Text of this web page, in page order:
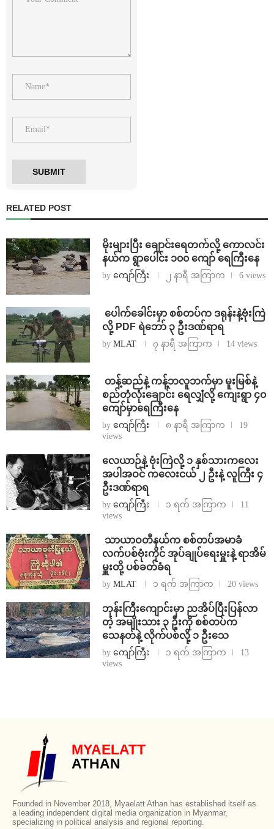
RELATED POST
⁨မိုးများပြီး ချောင်းရေတက်လို့ ကောလင်း
နယ်က ရွာပေါင်း ၁၀၀ ကျော် ရေကြီးနေ
by ကျော်ကြီး ၂ နာရီ အကြာက 6 views
⁩ ⁨ပေါက်ခေါင်းမှာ စစ်တပ်က ဒရုန်းနဲ့ဗုံးကြဲ
လို့ PDF ရဲဘော် ၃ ဦးဒဏ်ရာရ
by MLAT ၇ နာရီ အကြာက 14 views
⁩ ⁨တန့်ဆည်နဲ့ ကန့်ဘလူဘက်မှာ မူးမြစ်နဲ့
စည်တုံလုံးချောင်း ရေလျှံလို့ ကျေးရွာ ၄၀
ကျော်မှာရေကြီးနေ
by ကျော်ကြီး ၈ နာရီ အကြာက
19
views
⁨လေယာဉ်နဲ့ ဗုံးကြဲလို့ ၁ နှစ်သားကလေး
အပါအဝင် ကလေးငယ် ၂ ဦးနဲ့ လူကြီး ၄
ဦးဒဏ်ရာရ
by ကျော်ကြီး ၁ ရက် အကြာက
11
views
⁩ ⁨သာယာဝတီနယ်က စစ်တပ်အမာခံ
လက်ပစ်ဗုံးကိုင် အုပ်ချုပ်ရေးမှူးနဲ့ ရာအိမ်
မှူးတို့ ပစ်ခတ်ခံရ
by MLAT ၁ ရက် အကြာက 20 views
ဘုန်းကြီးကျောင်းမှာ ညအိပ်ပြီးပြန်လာ
တဲ့ အမျိုးသား ၃ ဦးကို စစ်တပ်က
သေနတ်နဲ့ လိုက်ပစ်လို့ ၁ ဦးသေ
by ကျော်ကြီး ၁ ရက် အကြာက
13
views
MYAELATT
ATHAN
Founded in November 2018, Myaelatt Athan has established itself as
a leading independent digital media organization in Myanmar,
specializing in political analysis and regional reporting.